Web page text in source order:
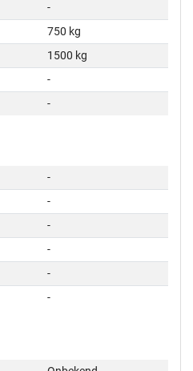
-
750 kg
1500 kg
-
-
-
-
-
-
-
-